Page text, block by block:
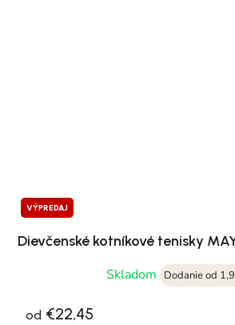
VÝPREDAJ
Dievčenské kotníkové tenisky
Skladom
Dodanie od
od €22,45